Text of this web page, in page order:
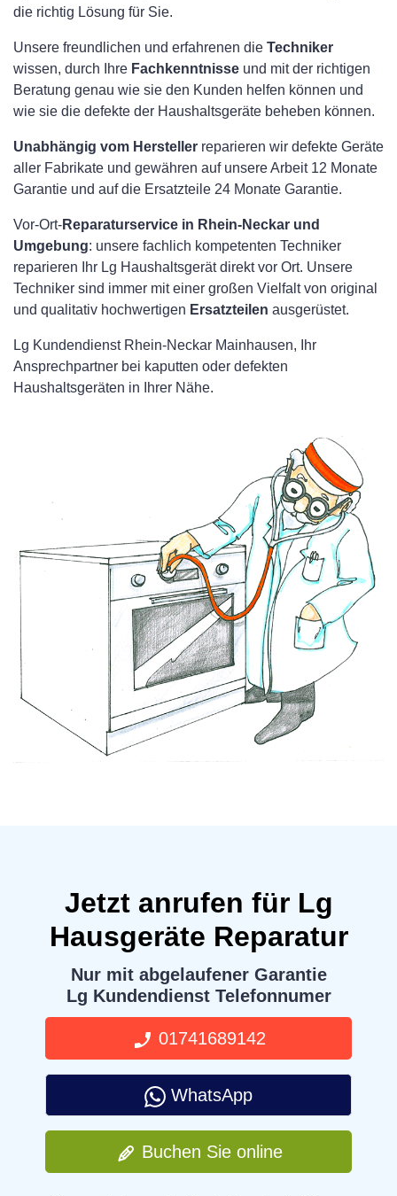
die richtig Lösung für Sie.
Unsere freundlichen und erfahrenen die Techniker
wissen, durch Ihre Fachkenntnisse und mit der richtigen
Beratung genau wie sie den Kunden helfen können und
wie sie die defekte der Haushaltsgeräte beheben können.
Unabhängig vom Hersteller reparieren wir defekte Geräte
aller Fabrikate und gewähren auf unsere Arbeit 12 Monate
Garantie und auf die Ersatzteile 24 Monate Garantie.
Vor-Ort-Reparaturservice in Rhein-Neckar und
Umgebung: unsere fachlich kompetenten Techniker
reparieren Ihr Lg Haushaltsgerät direkt vor Ort. Unsere
Techniker sind immer mit einer großen Vielfalt von original
und qualitativ hochwertigen Ersatzteilen ausgerüstet.
Lg Kundendienst Rhein-Neckar Mainhausen, Ihr
Ansprechpartner bei kaputten oder defekten
Haushaltsgeräten in Ihrer Nähe.
Jetzt anrufen für Lg
Hausgeräte Reparatur
Nur mit abgelaufener Garantie
Lg Kundendienst Telefonnumer
01741689142
WhatsApp
Buchen Sie online